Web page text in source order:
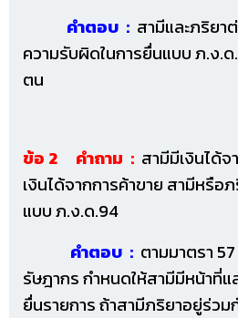
คำตอบ : สามีและภริยา
ความรับผิดในการยื่นแบบ ภ.ง.
ตน
ข้อ 2 คำถาม : สามีมีเงินได้จ
เงินได้จากการค้าขาย สามีหรือ
แบบ ภ.ง.ด.94
คำตอบ : ตามมาตรา
รัษฎากร กำหนดให้สามีมีหน้าที่แ
ยื่นรายการ ถ้าสามีภริยาอยู่ร่ว